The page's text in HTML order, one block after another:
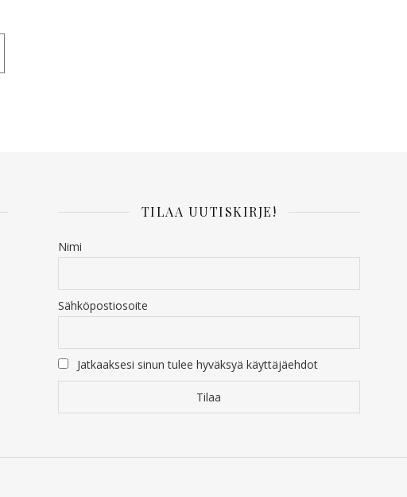
Tällä tuotteella on useampi muunnelma. Voit tehdä valinnat tuotteen sivulla.
TILAA UUTISKIRJE!
Nimi
Sähköpostiosoite
Jatkaaksesi sinun tulee hyväksyä käyttäjäehdot